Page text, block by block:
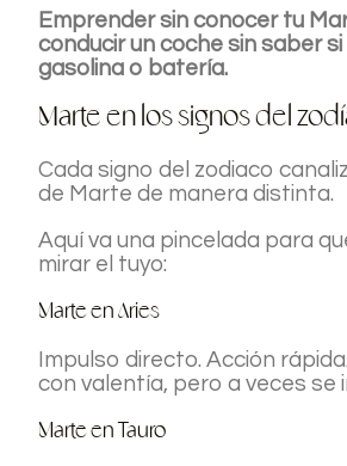
Emprender sin conocer tu
conducir un coche sin saber
gasolina o batería.
Marte en los signos del
Cada signo del zodiaco
de Marte de manera distinta.
Aquí va una pincelada para
mirar el tuyo:
Marte en Aries
Impulso directo. Acción
con valentía, pero a veces se
Marte en Tauro